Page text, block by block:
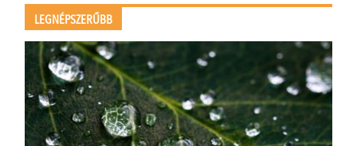
LEGNÉPSZERŰBB